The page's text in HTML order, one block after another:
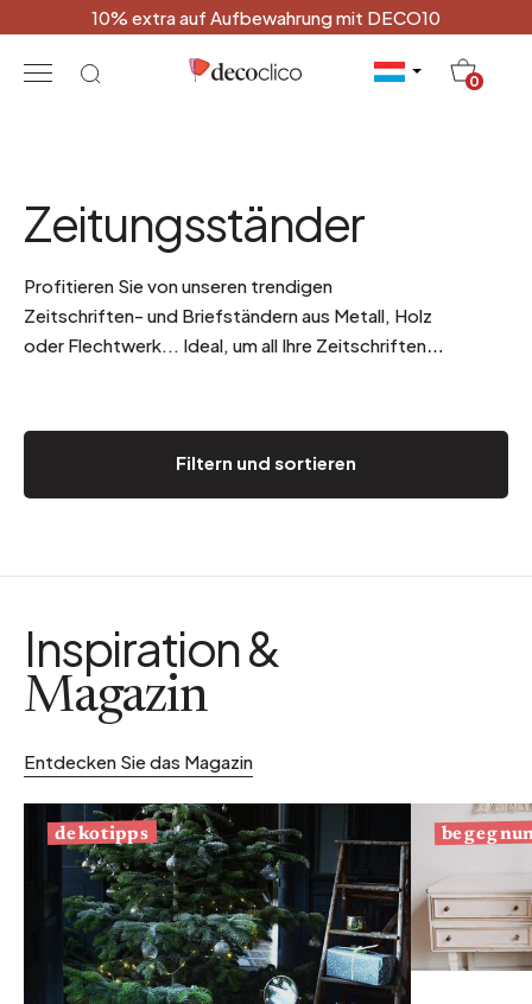
10% extra auf Aufbewahrung mit DECO10
0
Zeitungsständer
Profitieren Sie von unseren trendigen
Zeitschriften- und Briefständern aus Metall, Holz
oder Flechtwerk... Ideal, um all Ihre Zeitschriften
Filtern und sortieren
Inspiration &
Magazin
Entdecken Sie das Magazin
dekotipps